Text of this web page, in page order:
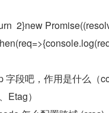
2}new
字段吧，作用是什么（
Etag）